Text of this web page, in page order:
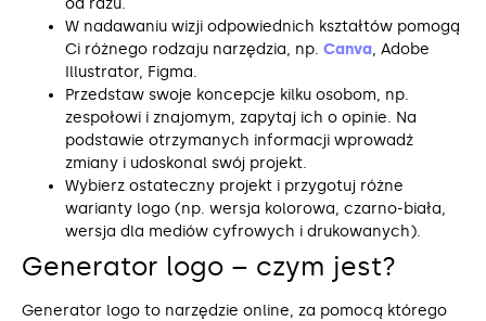
W nadawaniu wizji odpowiednich kształtów pomogą
Ci różnego rodzaju narzędzia, np. Canva, Adobe
Illustrator, Figma.
Przedstaw swoje koncepcje kilku osobom, np.
zespołowi i znajomym, zapytaj ich o opinie. Na
podstawie otrzymanych informacji wprowadź
zmiany i udoskonal swój projekt.
Wybierz ostateczny projekt i przygotuj różne
warianty logo (np. wersja kolorowa, czarno-biała,
wersja dla mediów cyfrowych i drukowanych).
Generator logo – czym jest?
Generator logo to narzędzie online, za pomocą którego